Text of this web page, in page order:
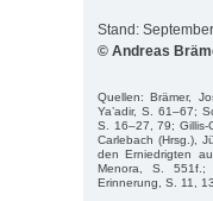
Stand:
© Andreas
Quellen: Brämer,
Ya’adir, S. 61–67;
S. 16–27, 79; Gillis-
Carlebach (Hrsg.),
den Erniedrigten
Menora, S. 551f.;
Erinnerung, S. 11, 13.